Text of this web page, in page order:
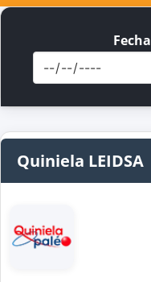
Quiniela LEIDSA